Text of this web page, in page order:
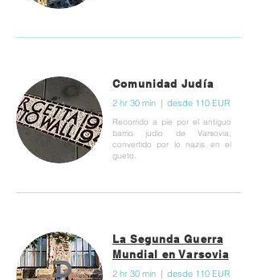
Comunidad Judía
2 hr 30 min | desde 110 EUR
Recorrido a pie por el antiguo
barrio judío de Varsovia,
convertido por lo nazis en el
gueto.
La Segunda Guerra
Mundial en Varsovia
2 hr 30 min | desde 110 EUR